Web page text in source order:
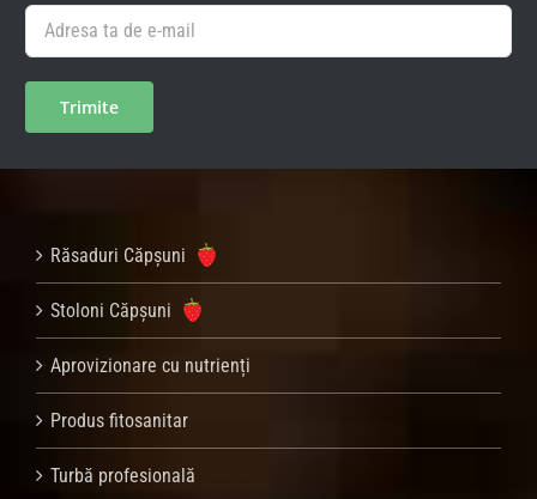
Răsaduri Căpșuni
Stoloni Căpșuni
Aprovizionare cu nutrienți
Produs fitosanitar
Turbă profesională